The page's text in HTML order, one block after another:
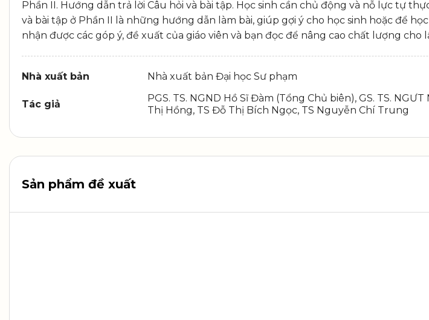
Phần II. Hướng dẫn trả lời Câu hỏi và bài tập. Học sinh cần chủ động và nỗ lực tự
và bài tập ở Phần II là những hướng dẫn làm bài, giúp gợi ý cho học sinh hoặc để
nhận được các góp ý, đề xuất của giáo viên và bạn đọc để nâng cao chất lượng cho
Nhà xuất bản Nhà xuất bản Đại học Sư phạm
Tác giả
PGS. TS. NGND Hồ Sĩ Đàm (Tổng Chủ biên), GS. TS.
Thị Hồng, TS Đỗ Thị Bích Ngọc, TS Nguyễn Chí Trung
Sản phẩm đề xuất